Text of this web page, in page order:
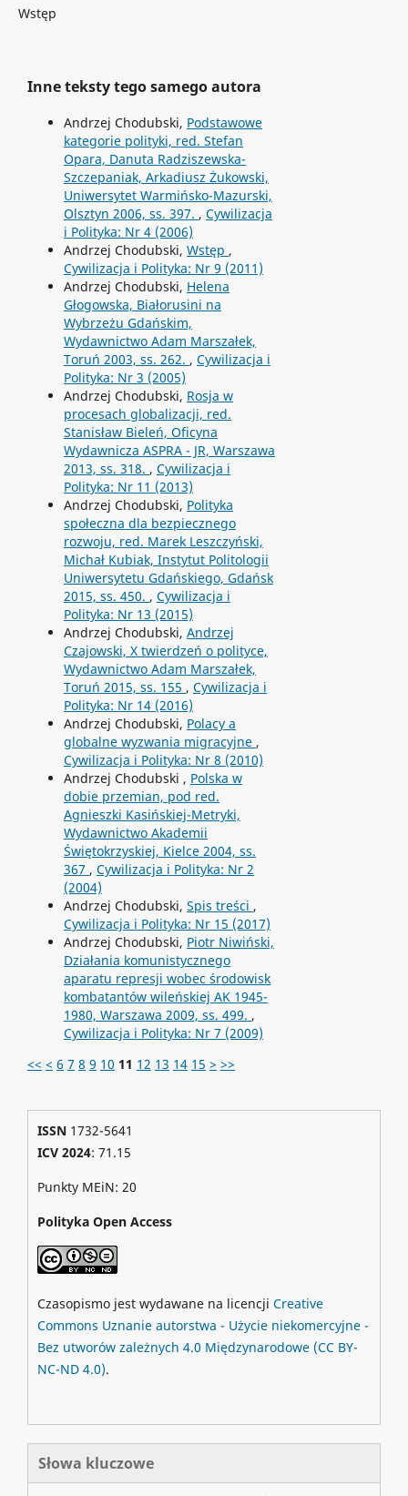
Wstęp
Inne teksty tego samego autora
Andrzej Chodubski, Podstawowe
kategorie polityki, red. Stefan
Opara, Danuta Radziszewska-
Szczepaniak, Arkadiusz Żukowski,
Uniwersytet Warmińsko-Mazurski,
Olsztyn 2006, ss. 397. , Cywilizacja
i Polityka: Nr 4 (2006)
Andrzej Chodubski, Wstęp ,
Cywilizacja i Polityka: Nr 9 (2011)
Andrzej Chodubski, Helena
Głogowska, Białorusini na
Wybrzeżu Gdańskim,
Wydawnictwo Adam Marszałek,
Toruń 2003, ss. 262. , Cywilizacja i
Polityka: Nr 3 (2005)
Andrzej Chodubski, Rosja w
procesach globalizacji, red.
Stanisław Bieleń, Oficyna
Wydawnicza ASPRA - JR, Warszawa
2013, ss. 318. , Cywilizacja i
Polityka: Nr 11 (2013)
Andrzej Chodubski, Polityka
społeczna dla bezpiecznego
rozwoju, red. Marek Leszczyński,
Michał Kubiak, Instytut Politologii
Uniwersytetu Gdańskiego, Gdańsk
2015, ss. 450. , Cywilizacja i
Polityka: Nr 13 (2015)
Andrzej Chodubski, Andrzej
Czajowski, X twierdzeń o polityce,
Wydawnictwo Adam Marszałek,
Toruń 2015, ss. 155 , Cywilizacja i
Polityka: Nr 14 (2016)
Andrzej Chodubski, Polacy a
globalne wyzwania migracyjne ,
Cywilizacja i Polityka: Nr 8 (2010)
Andrzej Chodubski , Polska w
dobie przemian, pod red.
Agnieszki Kasińskiej-Metryki,
Wydawnictwo Akademii
Świętokrzyskiej, Kielce 2004, ss.
367 , Cywilizacja i Polityka: Nr 2
(2004)
Andrzej Chodubski, Spis treści ,
Cywilizacja i Polityka: Nr 15 (2017)
Andrzej Chodubski, Piotr Niwiński,
Działania komunistycznego
aparatu represji wobec środowisk
kombatantów wileńskiej AK 1945-
1980, Warszawa 2009, ss. 499. ,
Cywilizacja i Polityka: Nr 7 (2009)
<< < 6 7 8 9 10 11 12 13 14 15 > >>
ISSN1732-5641
ICV 2024: 71.15
Punkty MEiN: 20
Polityka Open Access
Czasopismo jest wydawane na licencji Creative
Commons Uznanie autorstwa - Użycie niekomercyjne -
Bez utworów zależnych 4.0 Międzynarodowe (CC BY-
NC-ND 4.0).
Słowa kluczowe